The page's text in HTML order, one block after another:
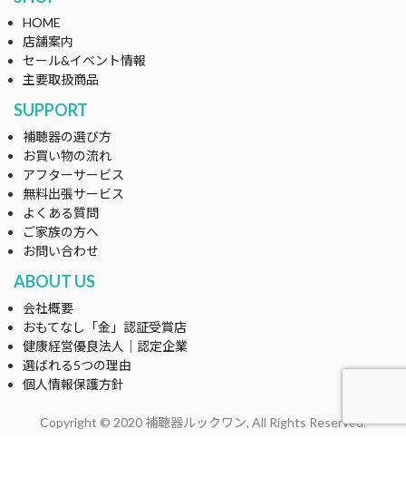
HOME
店舗案内
セール&イベント情報
主要取扱商品
SUPPORT
補聴器の選び方
お買い物の流れ
アフターサービス
無料出張サービス
よくある質問
ご家族の方へ
お問い合わせ
ABOUT US
会社概要
おもてなし「金」認証受賞店
健康経営優良法人｜認定企業
選ばれる5つの理由
個人情報保護方針
Copyright © 2020 補聴器ルックワン, All Rights Reserved.